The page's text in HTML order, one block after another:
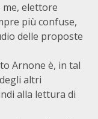
me, elettore
più confuse,
delle proposte
Arnone è, in tal
altri
alla lettura di